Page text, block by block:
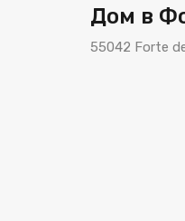
Дом в
55042 Forte